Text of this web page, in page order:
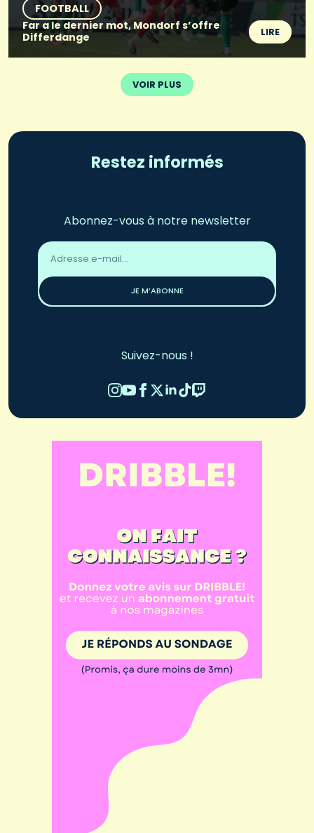
FOOTBALL
Far a le dernier mot, Mondorf s’offre
Differdange
LIRE
VOIR PLUS
Restez informés
Abonnez-vous à notre newsletter
Adresse
email
JE M’ABONNE
Suivez-nous !